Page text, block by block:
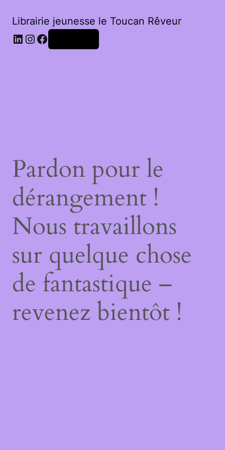
Librairie jeunesse le Toucan Rêveur
LinkedIn
Instagram
Facebook
Pardon pour le
dérangement !
Nous travaillons
sur quelque chose
de fantastique –
revenez bientôt !